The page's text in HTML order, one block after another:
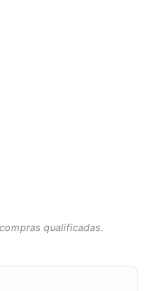
qualificadas.